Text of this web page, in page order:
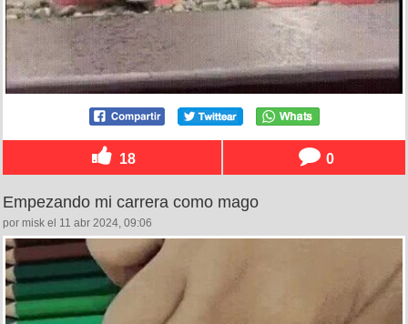
18 0
Empezando mi carrera como mago
por misk el 11 abr 2024, 09:06